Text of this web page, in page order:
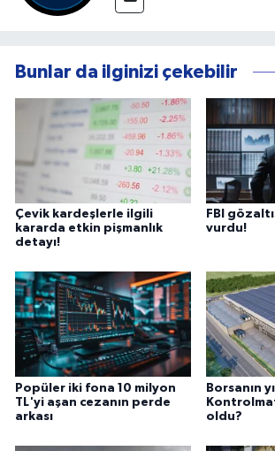
Bunlar da ilginizi çekebilir
Çevik kardeşlerle ilgili
kararda etkin pişmanlık
detayı!
FBI
vurdu!
Popüler iki fona 10 milyon
TL'yi aşan cezanın perde
arkası
Borsanın
oldu?